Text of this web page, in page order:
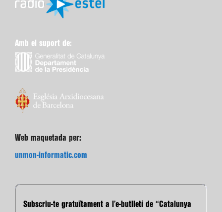
Amb el suport de:
Web maquetada per:
unmon-informatic.com
Subscriu-te gratuïtament a l’e-butlletí de “Catalunya